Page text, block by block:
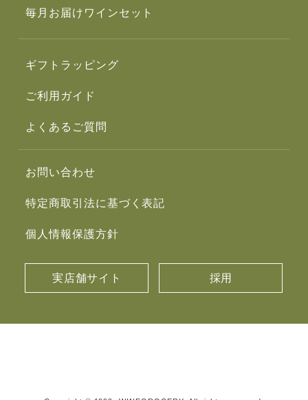
毎月お届けワインセット
ギフトラッピング
ご利用ガイド
よくあるご質問
お問い合わせ
特定商取引法に基づく表記
個人情報保護方針
実店舗サイト 採用